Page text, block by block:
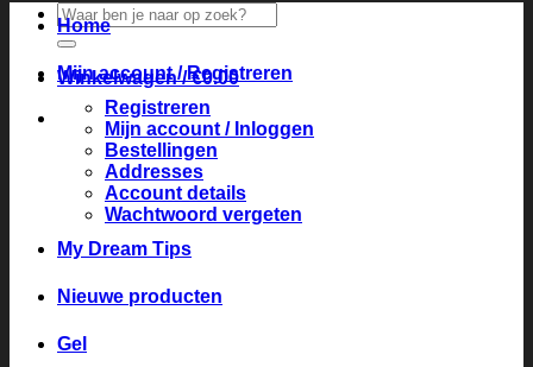
Zoeken
naar:
Winkelwagen /€0.00
Home
Mijn account / Registreren
Registreren
Mijn account / Inloggen
Bestellingen
Addresses
Account details
Wachtwoord vergeten
My Dream Tips
Nieuwe producten
Gel